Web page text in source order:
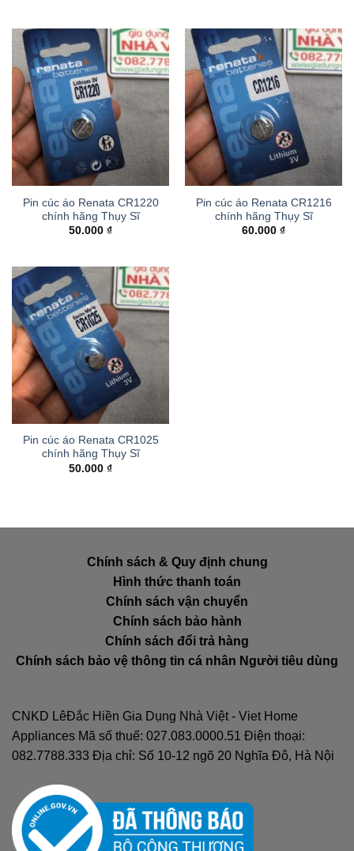
Pin cúc áo Renata CR1220
chính hãng Thụy Sĩ
50.000 ₫
Pin cúc áo Renata CR1216
chính hãng Thụy Sĩ
60.000 ₫
Pin cúc áo Renata CR1025
chính hãng Thụy Sĩ
50.000 ₫
Chính sách & Quy định chung
Hình thức thanh toán
Chính sách vận chuyển
Chính sách bảo hành
Chính sách đổi trả hàng
Chính sách bảo vệ thông tin cá nhân Người tiêu dùng
CNKD LêĐắc Hiền Gia Dụng Nhà Việt - Viet Home
Appliances Mã số thuế: 027.083.0000.51 Điện thoại:
082.7788.333 Địa chỉ: Số 10-12 ngõ 20 Nghĩa Đô, Hà Nội